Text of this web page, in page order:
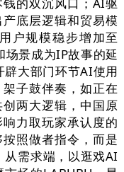
底层逻辑和贸易模
户规模稳步增加至
景成为IP故事的延
辟大部门环节AI使用
子鼓伴奏，如正在
两大逻辑，中国原
力取玩家承认度的
照做者指令，而是
从需求端，以逛戏AI